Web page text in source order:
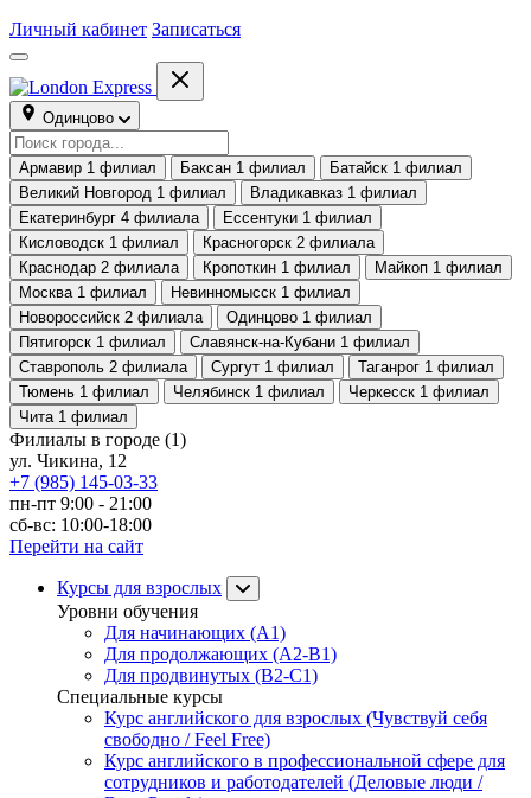
Личный кабинет Записаться
Одинцово
Армавир 1 филиал Баксан 1 филиал Батайск 1 филиал
Великий Новгород 1 филиал Владикавказ 1 филиал
Екатеринбург 4 филиала Ессентуки 1 филиал
Кисловодск 1 филиал Красногорск 2 филиала
Краснодар 2 филиала Кропоткин 1 филиал Майкоп 1 филиал
Москва 1 филиал Невинномысск 1 филиал
Новороссийск 2 филиала Одинцово 1 филиал
Пятигорск 1 филиал Славянск-на-Кубани 1 филиал
Ставрополь 2 филиала Сургут 1 филиал Таганрог 1 филиал
Тюмень 1 филиал Челябинск 1 филиал Черкесск 1 филиал
Чита 1 филиал
Филиалы в городе (1)
ул. Чикина, 12
+7 (985) 145-03-33
пн-пт 9:00 - 21:00
сб-вс: 10:00-18:00
Перейти на сайт
Курсы для взрослых
Уровни обучения
Для начинающих (A1)
Для продолжающих (A2-B1)
Для продвинутых (B2-C1)
Специальные курсы
Курс английского для взрослых (Чувствуй себя
свободно / Feel Free)
Курс английского в профессиональной сфере для
сотрудников и работодателей (Деловые люди /